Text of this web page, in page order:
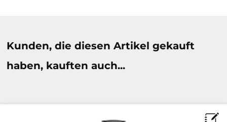
Kunden, die diesen Artikel gekauft
haben, kauften auch...